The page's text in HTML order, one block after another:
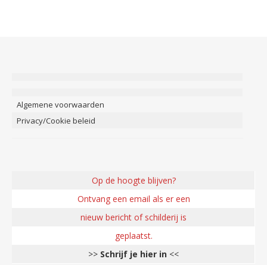
Algemene voorwaarden
Privacy/Cookie beleid
Op de hoogte blijven?
Ontvang een email als er een
nieuw bericht of schilderij is
geplaatst.
>> Schrijf je hier in <<